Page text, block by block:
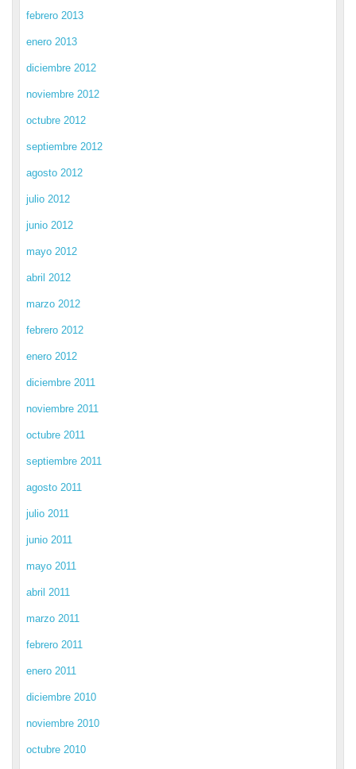
febrero 2013
enero 2013
diciembre 2012
noviembre 2012
octubre 2012
septiembre 2012
agosto 2012
julio 2012
junio 2012
mayo 2012
abril 2012
marzo 2012
febrero 2012
enero 2012
diciembre 2011
noviembre 2011
octubre 2011
septiembre 2011
agosto 2011
julio 2011
junio 2011
mayo 2011
abril 2011
marzo 2011
febrero 2011
enero 2011
diciembre 2010
noviembre 2010
octubre 2010